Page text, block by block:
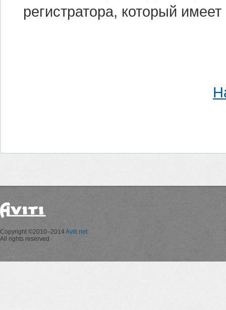
регистратора, который
Copyright ©2010–2014Aviti.net
All rights reserved